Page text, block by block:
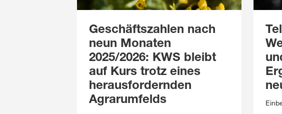
Geschäftszahlen nach
neun Monaten
2025/2026: KWS bleibt
auf Kurs trotz eines
herausfordernden
Agrarumfelds